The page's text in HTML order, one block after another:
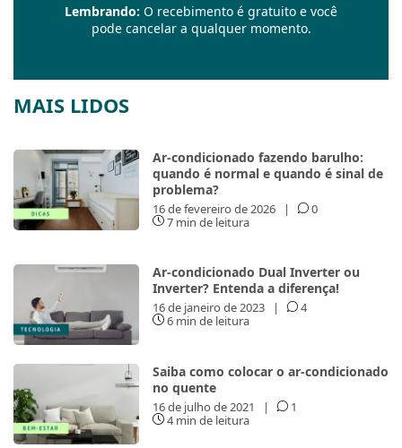
Lembrando: O recebimento é gratuito e você
pode cancelar a qualquer momento.
MAIS LIDOS
Ar-condicionado fazendo barulho:
quando é normal e quando é sinal de
problema?
16 de fevereiro de 2026 |
0
7 min de leitura
Ar-condicionado Dual Inverter ou
Inverter? Entenda a diferença!
16 de janeiro de 2023 |
4
6 min de leitura
Saiba como colocar o ar-condicionado
no quente
16 de julho de 2021 |
1
4 min de leitura